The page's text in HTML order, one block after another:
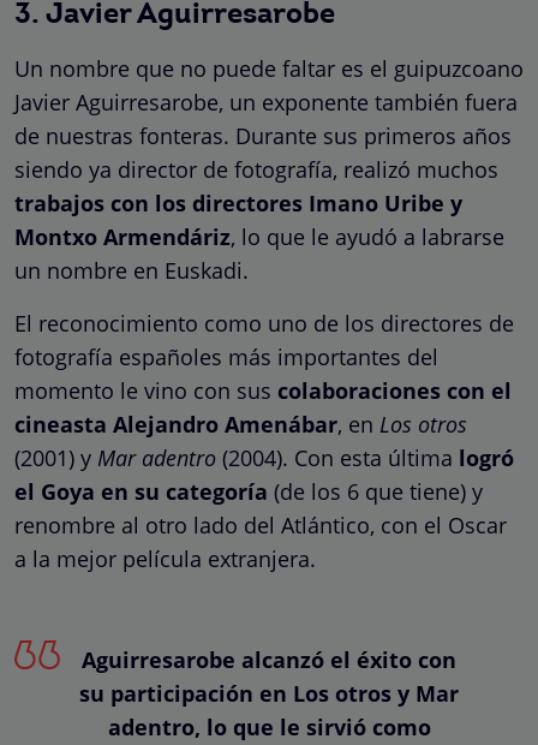
3. Javier Aguirresarobe
Un nombre que no puede faltar es el guipuzcoano
Javier Aguirresarobe, un exponente también fuera
de nuestras fonteras. Durante sus primeros años
siendo ya director de fotografía, realizó muchos
trabajos con los directores Imano Uribe y
Montxo Armendáriz, lo que le ayudó a labrarse
un nombre en Euskadi.
El reconocimiento como uno de los directores de
fotografía españoles más importantes del
momento le vino con sus colaboraciones con el
cineasta Alejandro Amenábar, en Los otros
(2001) y Mar adentro (2004). Con esta última logró
el Goya en su categoría (de los 6 que tiene) y
renombre al otro lado del Atlántico, con el Oscar
a la mejor película extranjera.
Aguirresarobe alcanzó el éxito con
su participación en Los otros y Mar
adentro, lo que le sirvió como